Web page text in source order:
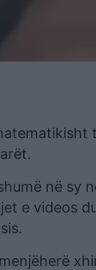
në sy
e videos